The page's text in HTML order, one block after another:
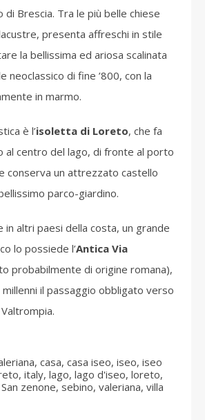
di Brescia. Tra le più belle chiese
presenta affreschi in stile
la bellissima ed ariosa scalinata
neoclassico di fine ’800, con la
in marmo.
è l’isoletta di Loreto, che fa
al centro del lago, di fronte al porto
conserva un attrezzato castello
parco-giardino.
in altri paesi della costa, un grande
lo possiede l’Antica Via
probabilmente di origine romana),
il passaggio obbligato verso
, casa, casa iseo, iseo, iseo
, italy, lago, lago d'iseo, loreto,
San zenone, sebino, valeriana, villa